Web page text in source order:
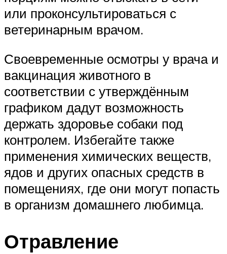
или проконсультироваться с
ветеринарным врачом.
Своевременные осмотры у врача и
вакцинация животного в
соответствии с утверждённым
графиком дадут возможность
держать здоровье собаки под
контролем. Избегайте также
применения химических веществ,
ядов и других опасных средств в
помещениях, где они могут попасть
в организм домашнего любимца.
Отравление